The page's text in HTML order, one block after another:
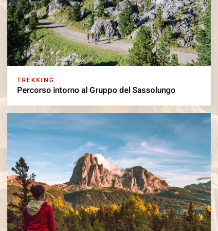
TREKKING
Percorso intorno al Gruppo del Sassolungo